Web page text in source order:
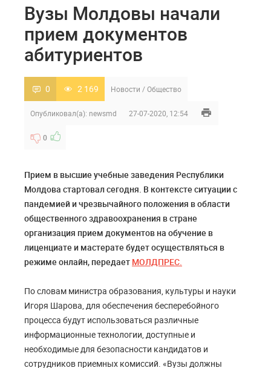
Вузы Молдовы начали
прием документов
абитуриентов
0 2 169 Новости /Общество
Опубликовал(а): newsmd 27-07-2020, 12:54
0
Прием в высшие учебные заведения Республики
Молдова стартовал сегодня. В контексте ситуации с
пандемией и чрезвычайного положения в области
общественного здравоохранения в стране
организация прием документов на обучение в
лиценциате и мастерате будет осуществляться в
режиме онлайн, передает МОЛДПРЕС.
По словам министра образования, культуры и науки
Игоря Шарова, для обеспечения бесперебойного
процесса будут использоваться различные
информационные технологии, доступные и
необходимые для безопасности кандидатов и
сотрудников приемных комиссий. «Вузы должны